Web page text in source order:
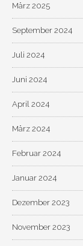
März 2025
September 2024
Juli 2024
Juni 2024
April 2024
März 2024
Februar 2024
Januar 2024
Dezember 2023
November 2023